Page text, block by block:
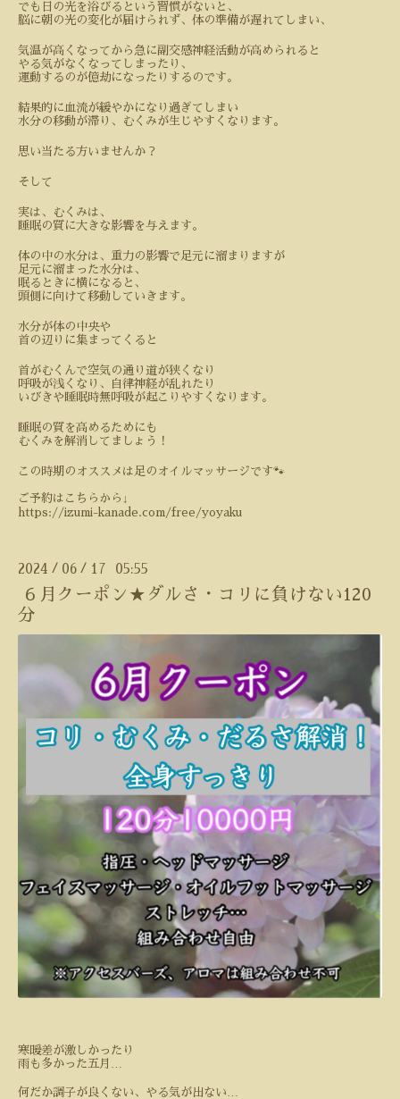
でも日の光を浴びるという習慣がないと、
脳に朝の光の変化が届けられず、体の準備が遅れてしまい、
気温が高くなってから急に副交感神経活動が高められると
やる気がなくなってしまったり、
運動するのが億劫になったりするのです。
結果的に血流が緩やかになり過ぎてしまい
水分の移動が滞り、むくみが生じやすくなります。
思い当たる方いませんか？
そして
実は、むくみは、
睡眠の質に大きな影響を与えます。
体の中の水分は、重力の影響で足元に溜まりますが
足元に溜まった水分は、
眠るときに横になると、
頭側に向けて移動していきます。
水分が体の中央や
首の辺りに集まってくると
首がむくんで空気の通り道が狭くなり
呼吸が浅くなり、自律神経が乱れたり
いびきや睡眠時無呼吸が起こりやすくなります。
睡眠の質を高めるためにも
むくみを解消してましょう！
この時期のオススメは足のオイルマッサージです🐾
ご予約はこちらから↓
https://izumi-kanade.com/free/yoyaku
2024 / 06 / 17 05:55
６月クーポン★ダルさ・コリに負けない120
分
寒暖差が激しかったり
雨も多かった五月
何だか調子が良くない、やる気が出ない